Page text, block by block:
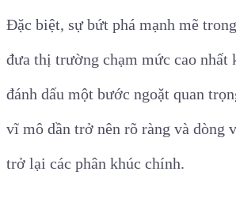
Đặc biệt, sự bứt phá mạnh mẽ
đưa thị trường chạm mức cao nhất
đánh dấu một bước ngoặt quan
vĩ mô dần trở nên rõ ràng và dòng
trở lại các phân khúc chính.